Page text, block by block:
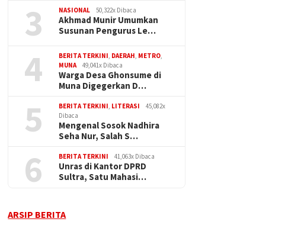
3 NASIONAL 50,322x Dibaca
Akhmad Munir Umumkan
Susunan Pengurus Le…
4 BERITA TERKINI, DAERAH, METRO,
MUNA
49,041x Dibaca
Warga Desa Ghonsume di
Muna Digegerkan D…
5 BERITA TERKINI, LITERASI
45,082x
Dibaca
Mengenal Sosok Nadhira
Seha Nur, Salah S…
6 BERITA TERKINI 41,063x Dibaca
Unras di Kantor DPRD
Sultra, Satu Mahasi…
ARSIP BERITA